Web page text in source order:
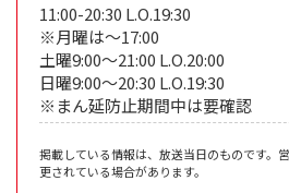
11:00-20:30 L.O.19:30
※月曜は～17:00
土曜9:00～21:00 L.O.20:00
日曜9:00～20:30 L.O.19:30
※まん延防止期間中は要確認
掲載している情報は、放送当日のものです。
更されている場合があります。